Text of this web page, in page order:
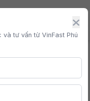
tư vấn từ VinFast Phú